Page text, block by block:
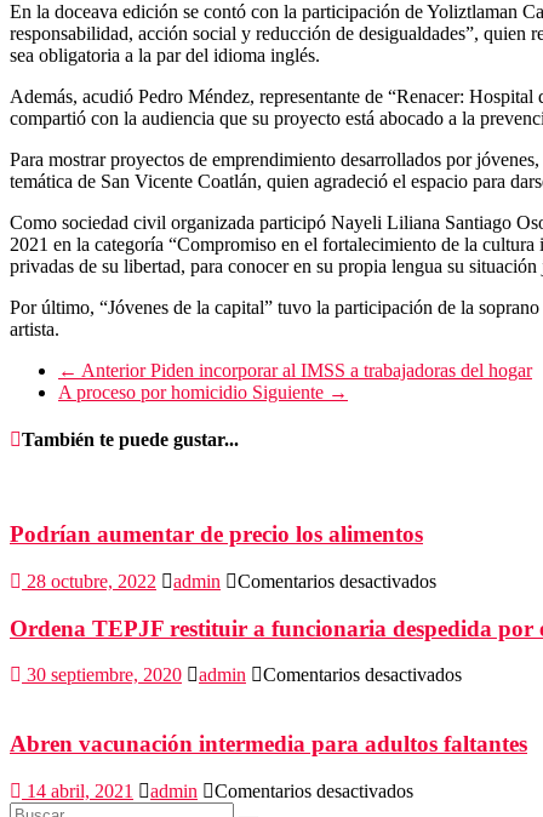
En la doceava edición se contó con la participación de Yoliztlaman
responsabilidad, acción social y reducción de desigualdades”, quien
sea obligatoria a la par del idioma inglés.
Además, acudió Pedro Méndez, representante de “Renacer:
compartió con la audiencia que su proyecto está abocado a la
Para mostrar proyectos de emprendimiento desarrollados por
temática de San Vicente Coatlán, quien agradeció el espacio para
Como sociedad civil organizada participó Nayeli Liliana Santiago
2021 en la categoría “Compromiso en el fortalecimiento de la
privadas de su libertad, para conocer en su propia lengua su
Por último, “Jóvenes de la capital” tuvo la participación de la
artista.
← AnteriorPiden incorporar al IMSS a trabajadoras del hogar
A proceso por homicidio Siguiente →
También te puede gustar...
Podrían aumentar de precio los alimentos
28 octubre, 2022 admin Comentarios desactivadosen
aumentar
de
precio
Ordena TEPJF restituir a funcionaria despedida por
30 septiembre, 2020 admin Comentarios desactivadosen
restituir
Abren vacunación intermedia para adultos faltantes
14 abril, 2021 admin Comentarios desactivadosen